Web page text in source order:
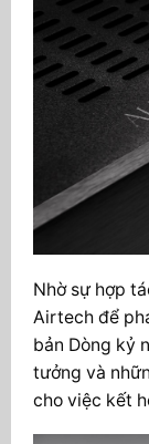
Nhờ sự hợp
Airtech để
bản Dòng kỷ
tưởng và
cho việc kết